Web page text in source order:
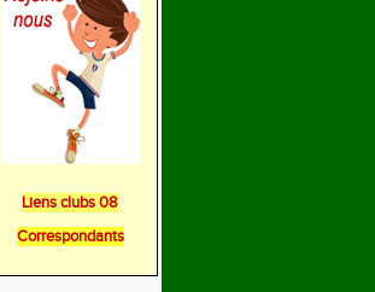
Liens clubs 08
Correspondants